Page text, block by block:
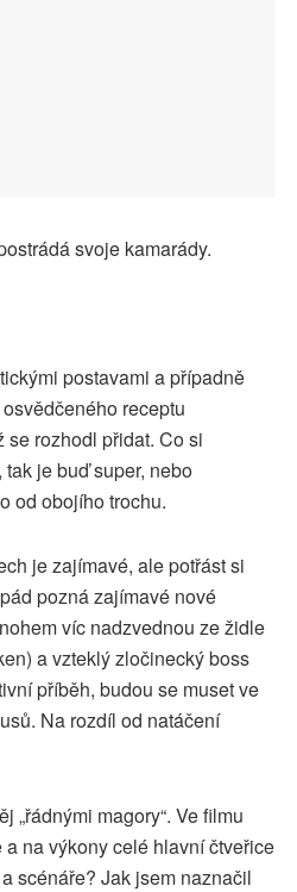
svoje kamarády.
postavami a případně
receptu
se rozhodl přidat. Co si
je buď super, nebo
od obojího trochu.
je zajímavé, ale potřást si
pozná zajímavé nové
víc nadzvednou ze židle
a vzteklý zločinecký boss
příběh, budou se muset ve
Na rozdíl od natáčení
„řádnými magory“. Ve filmu
na výkony celé hlavní čtveřice
scénáře? Jak jsem naznačil